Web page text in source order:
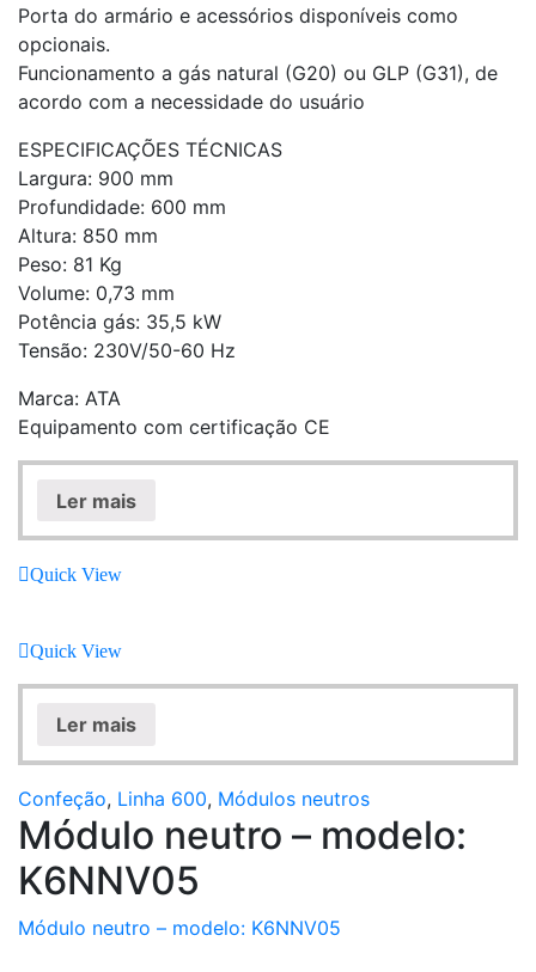
Porta do armário e acessórios disponíveis como
opcionais.
Funcionamento a gás natural (G20) ou GLP (G31), de
acordo com a necessidade do usuário
ESPECIFICAÇÕES TÉCNICAS
Largura: 900 mm
Profundidade: 600 mm
Altura: 850 mm
Peso: 81 Kg
Volume: 0,73 mm
Potência gás: 35,5 kW
Tensão: 230V/50-60 Hz
Marca: ATA
Equipamento com certificação CE
Ler mais
Quick View
Quick View
Ler mais
Confeção, Linha 600, Módulos neutros
Módulo neutro – modelo:
K6NNV05
Módulo neutro – modelo: K6NNV05